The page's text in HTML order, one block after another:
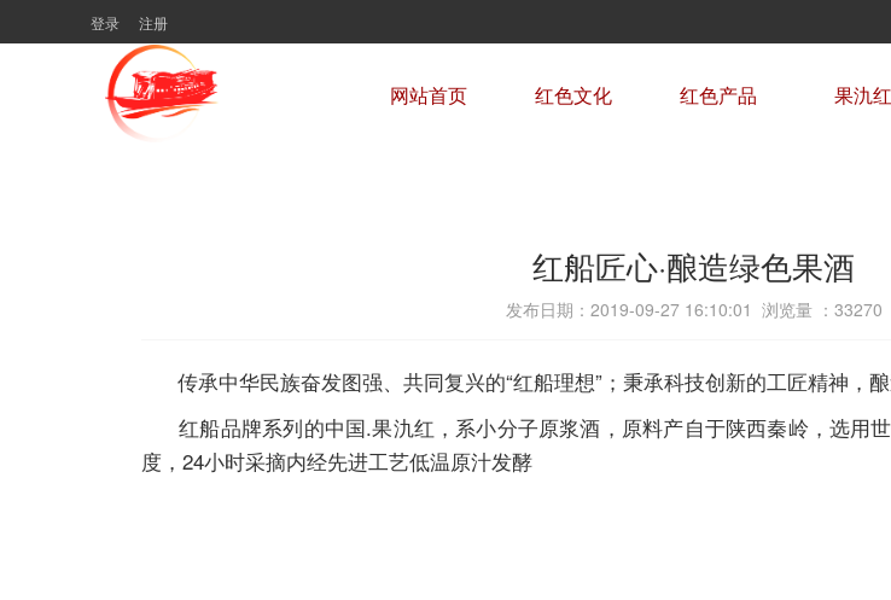
登录 注册
网站首页 红色文化 红色产品 果氿红
红船匠心·酿造绿色果酒
发布日期：2019-09-27 16:10:01 浏览量 ： 33270
传承中华民族奋发图强、共同复兴的“红船理想”；秉承科技创新的工匠精神，
红船品牌系列的中国.果氿红，系小分子原浆酒，原料产自于陕西秦岭，选用
度，24小时采摘内经先进工艺低温原汁发酵